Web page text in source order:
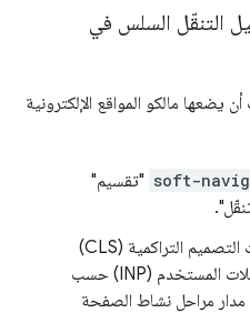
التنقّل السلس في
مالكو المواقع الإلكترونية
soft- "تقسيم"
يمكن تقسيم مقياسَي متغيّرات التصميم التراكمية (CLS)
ومدى استجابة الصفحة لتفاعلات المستخدم (INP) حسب
مدار مراحل نشاط الصفحة